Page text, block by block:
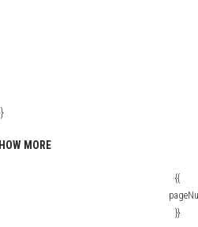
MORE
{{
}}